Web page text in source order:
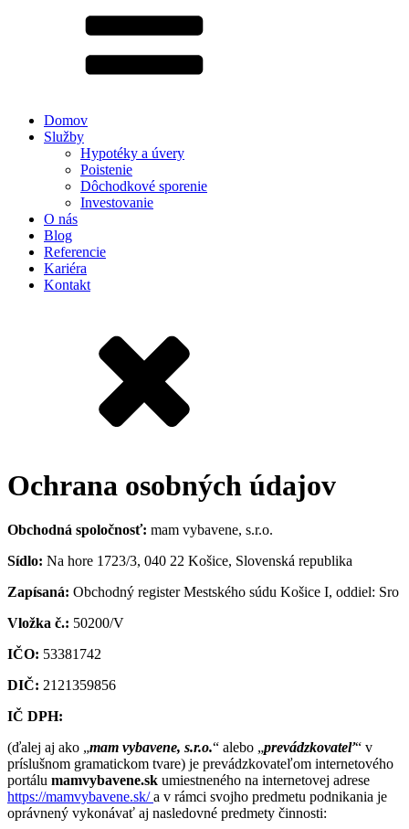
Domov
Služby
Hypotéky a úvery
Poistenie
Dôchodkové sporenie
Investovanie
O nás
Blog
Referencie
Kariéra
Kontakt
Ochrana osobných údajov
Obchodná spoločnosť: mam vybavene, s.r.o.
Sídlo: Na hore 1723/3, 040 22 Košice, Slovenská republika
Zapísaná: Obchodný register Mestského súdu Košice I, oddiel: Sro
Vložka č.: 50200/V
IČO: 53381742
DIČ: 2121359856
IČ DPH:
(ďalej aj ako „mam vybavene, s.r.o.“ alebo „prevádzkovateľ“ v
príslušnom gramatickom tvare) je prevádzkovateľom internetového
portálu mamvybavene.sk umiestneného na internetovej adrese
https://mamvybavene.sk/a v rámci svojho predmetu podnikania je
oprávnený vykonávať aj nasledovné predmety činnosti: